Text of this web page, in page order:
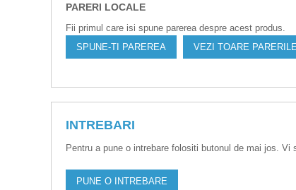
PARERI LOCALE
Fii primul care isi spune parerea despre acest produs.
SPUNE-TI PAREREA
VEZI TOARE
INTREBARI
Pentru a pune o intrebare folositi butonul de mai jos. Vi
PUNE O INTREBARE